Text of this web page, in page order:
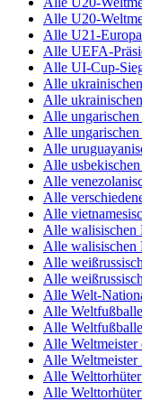
Alle U20-
Alle U21-
Alle UEFA-
Alle UI-Cup-
Alle
Alle
Alle
Alle
Alle
Alle
Alle
Alle
Alle
Alle walisischen
Alle walisischen
Alle
Alle
Alle Welt-
Alle
Alle
Alle Weltmeister
Alle Weltmeister
Alle Welttorhüter
Alle